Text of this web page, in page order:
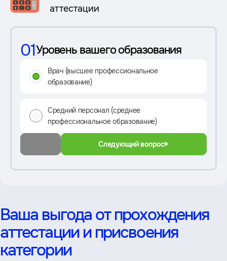
аттестации
01Уровень вашего образования
Врач (высшее профессиональное
образование)
Средний персонал (среднее
профессиональное образование)
Следующий вопрос
Ваша выгода от прохождения
аттестации и присвоения
категории